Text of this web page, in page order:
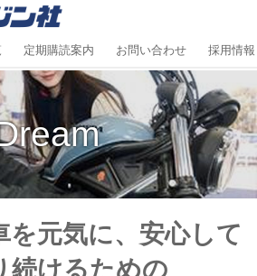
定期購読案内 お問い合わせ 採用情報
を元気に、安心して
続けるための